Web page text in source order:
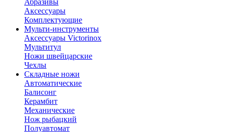
Абразивы
Аксессуары
Комплектующие
Мульти-инструменты
Аксессуары Victorinox
Мультитул
Ножи швейцарские
Чехлы
Складные ножи
Автоматические
Балисонг
Керамбит
Механические
Нож рыбацкий
Полуавтомат